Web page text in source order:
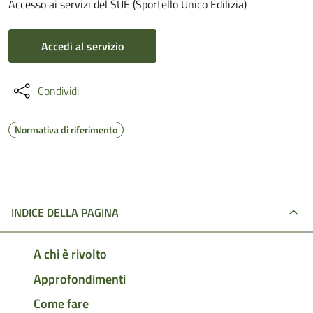
Accesso ai servizi del SUE (Sportello Unico Edilizia)
Accedi al servizio
Condividi
Normativa di riferimento
INDICE DELLA PAGINA
A chi è rivolto
Approfondimenti
Come fare